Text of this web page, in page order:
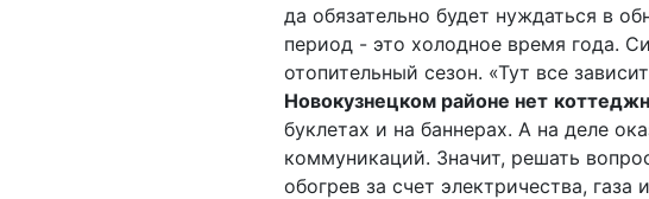
да обязательно будет нуждаться в
период - это холодное время года.
отопительный сезон. «Тут все
Новокузнецком районе нет
буклетах и на баннерах. А на деле
коммуникаций. Значит, решать
обогрев за счет электричества,